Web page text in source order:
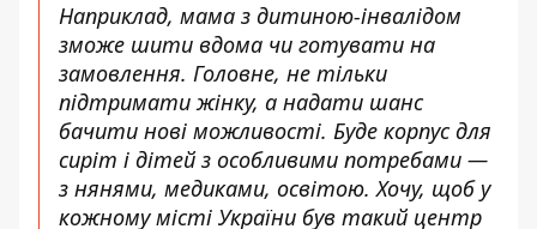
Наприклад, мама з дитиною-інвалідом
зможе шити вдома чи готувати на
замовлення. Головне, не тільки
підтримати жінку, а надати шанс
бачити нові можливості. Буде корпус для
сиріт і дітей з особливими потребами —
з нянями, медиками, освітою. Хочу, щоб у
кожному місті України був такий центр